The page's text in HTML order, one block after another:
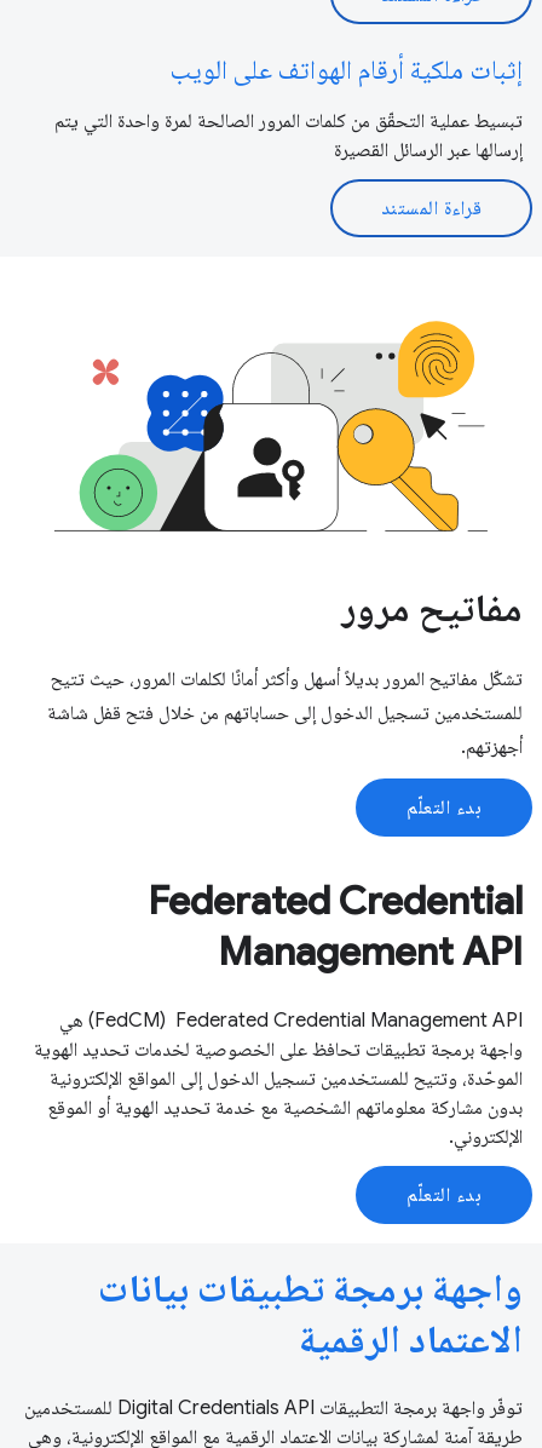
إثبات ملكية أرقام الهواتف على الويب
تبسيط عملية التحقّق من كلمات المرور الصالحة لمرة واحدة التي يتم
إرسالها عبر الرسائل القصيرة
قراءة المستند
مفاتيح مرور
تشكّل مفاتيح المرور بديلاً أسهل وأكثر أمانًا لكلمات المرور، حيث تتيح
للمستخدمين تسجيل الدخول إلى حساباتهم من خلال فتح قفل شاشة
أجهزتهم.
بدء التعلّم
Federated Credential
Management API
‫Federated Credential Management API ‏ (FedCM) هي
واجهة برمجة تطبيقات تحافظ على الخصوصية لخدمات تحديد الهوية
الموحّدة، وتتيح للمستخدمين تسجيل الدخول إلى المواقع الإلكترونية
بدون مشاركة معلوماتهم الشخصية مع خدمة تحديد الهوية أو الموقع
الإلكتروني.
بدء التعلّم
واجهة برمجة تطبيقات بيانات
الاعتماد الرقمية
توفّر واجهة برمجة التطبيقات Digital Credentials API للمستخدمين
طريقة آمنة لمشاركة بيانات الاعتماد الرقمية مع المواقع الإلكترونية، وهي